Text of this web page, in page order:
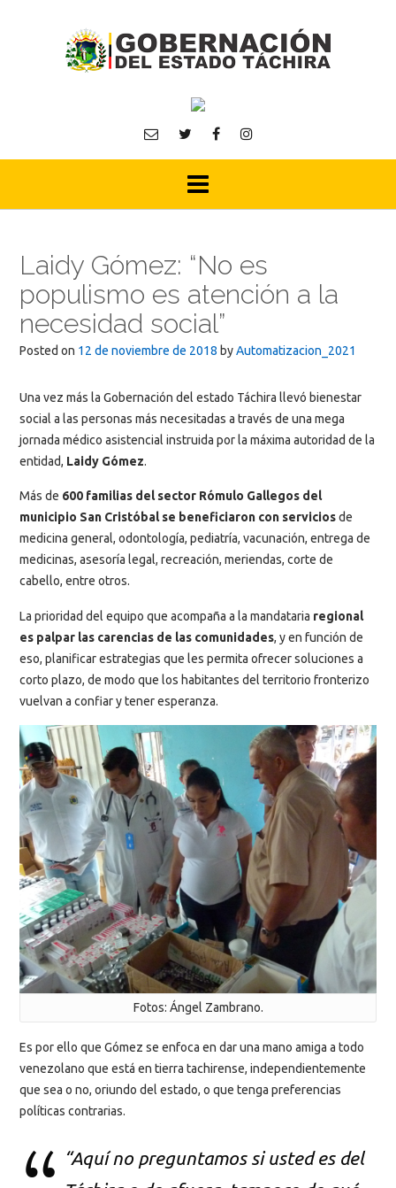
Laidy Gómez: “No es
populismo es atención a la
necesidad social”
Posted on 12 de noviembre de 2018 byAutomatizacion_2021
Una vez más la Gobernación del estado Táchira llevó bienestar
social a las personas más necesitadas a través de una mega
jornada médico asistencial instruida por la máxima autoridad de la
entidad, Laidy Gómez.
Más de 600 familias del sector Rómulo Gallegos del
municipio San Cristóbal se beneficiaron con serviciosde
medicina general, odontología, pediatría, vacunación, entrega de
medicinas, asesoría legal, recreación, meriendas, corte de
cabello, entre otros.
La prioridad del equipo que acompaña a la mandataria regional
es palpar las carencias de las comunidades, y en función de
eso, planificar estrategias que les permita ofrecer soluciones a
corto plazo, de modo que los habitantes del territorio fronterizo
vuelvan a confiar y tener esperanza.
Fotos: Ángel Zambrano.
Es por ello que Gómez se enfoca en dar una mano amiga a todo
venezolano que está en tierra tachirense, independientemente
que sea o no, oriundo del estado, o que tenga preferencias
políticas contrarias.
“Aquí no preguntamos si usted es del